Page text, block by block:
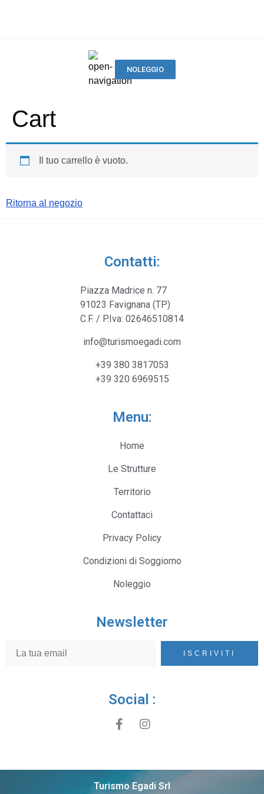
NOLEGGIO
Cart
Il tuo carrello è vuoto.
Ritorna al negozio
Contatti:
Piazza Madrice n. 77
91023 Favignana (TP)
C.F. / P.Iva: 02646510814
info@turismoegadi.com
+39 380 3817053
+39 320 6969515
Menu:
Home
Le Strutture
Territorio
Contattaci
Privacy Policy
Condizioni di Soggiorno
Noleggio
Newsletter
Social :
Turismo Egadi Srl